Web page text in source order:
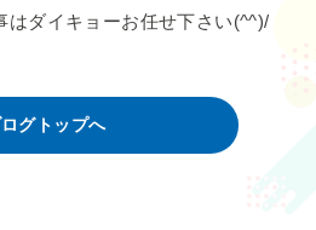
はダイキョーお任せ下さい(^^)/
グトップへ